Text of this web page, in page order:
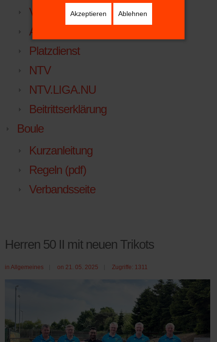
Vorstand
Anfahrt
Platzdienst
NTV
NTV.LIGA.NU
Beitrittserklärung
Boule
Kurzanleitung
Regeln (pdf)
Verbandsseite
Herren 50 II mit neuen Trikots
in Allgemeines on 21. 05. 2025 Zugriffe: 1311
Akzeptieren Ablehnen